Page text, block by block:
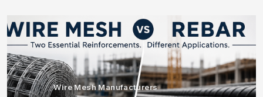
Wire Mesh Manufacturers